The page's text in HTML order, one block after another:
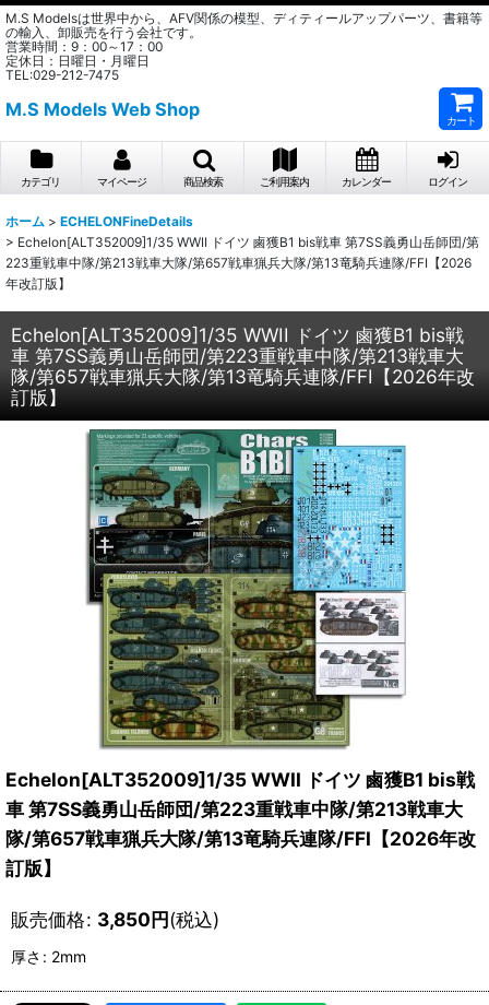
M.S Modelsは世界中から、AFV関係の模型、ディティールアップパーツ、書籍等
の輸入、卸販売を行う会社です。
営業時間：9：00～17：00
定休日：日曜日・月曜日
TEL:029-212-7475
M.S Models Web Shop
カート
カテゴリ マイページ 商品検索 ご利用案内 カレンダー ログイン
ホーム > ECHELONFineDetails
> Echelon[ALT352009]1/35 WWII ドイツ 鹵獲B1 bis戦車 第7SS義勇山岳師団/第
223重戦車中隊/第213戦車大隊/第657戦車猟兵大隊/第13竜騎兵連隊/FFI【2026
年改訂版】
Echelon[ALT352009]1/35 WWII ドイツ 鹵獲B1 bis戦
車 第7SS義勇山岳師団/第223重戦車中隊/第213戦車大
隊/第657戦車猟兵大隊/第13竜騎兵連隊/FFI【2026年改
訂版】
Echelon[ALT352009]1/35 WWII ドイツ 鹵獲B1 bis戦
車 第7SS義勇山岳師団/第223重戦車中隊/第213戦車大
隊/第657戦車猟兵大隊/第13竜騎兵連隊/FFI【2026年改
訂版】
販売価格: 3,850円(税込)
厚さ : 2mm